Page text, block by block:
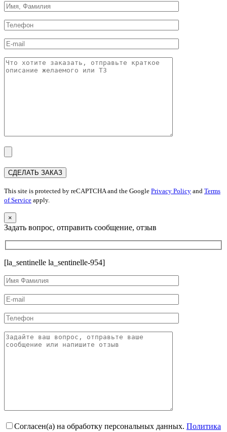
This site is protected by reCAPTCHA and the Google Privacy Policy and Terms
of Service apply.
×
Задать вопрос, отправить сообщение, отзыв
[la_sentinelle la_sentinelle-954]
Согласен(а) на обработку персональных данных. Политика